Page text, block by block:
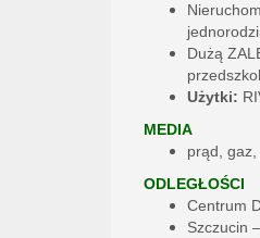
Dużą
Użytki:
MEDIA
prąd,
ODLEGŁOŚCI
Centrum
Szczucin